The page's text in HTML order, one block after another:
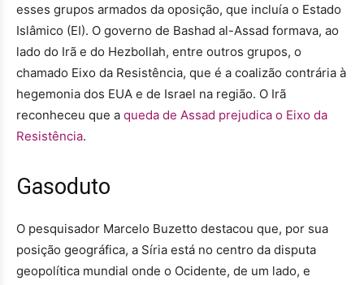
esses grupos armados da oposição, que incluía o Estado
Islâmico (EI). O governo de Bashad al-Assad formava, ao
lado do Irã e do Hezbollah, entre outros grupos, o
chamado Eixo da Resistência, que é a coalizão contrária à
hegemonia dos EUA e de Israel na região. O Irã
reconheceu que a queda de Assad prejudica o Eixo da
Resistência.
Gasoduto
O pesquisador Marcelo Buzetto destacou que, por sua
posição geográfica, a Síria está no centro da disputa
geopolítica mundial onde o Ocidente, de um lado, e